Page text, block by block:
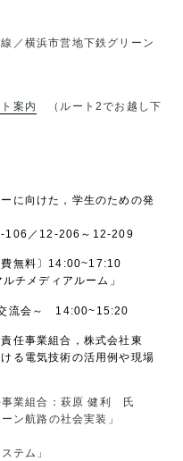
／横浜市営地下鉄グリーン
案内
（ルート2でお越し下
に向けた，学生のための発
106／12-206～12-209
無料〕14:00~17:10
チメディアルーム」
流会～ 14:00~15:20
任事業組合，株式会社東
る電気技術の活用例や現場
事業組合：萩原 健利 氏
ン航路の社会実装」
テム」